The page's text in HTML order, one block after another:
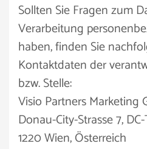
Sollten Sie Fragen zum
Verarbeitung
haben, finden Sie
Kontaktdaten der
bzw. Stelle:
Visio Partners Marketing
Donau-City-Strasse 7,
1220 Wien, Österreich